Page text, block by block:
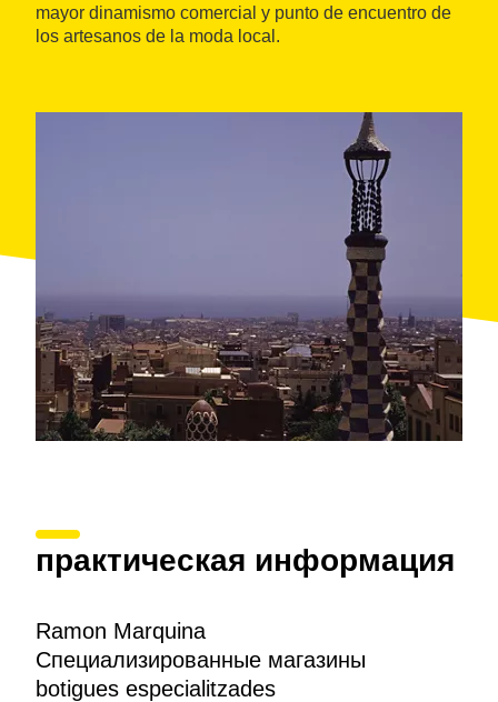
mayor dinamismo comercial y punto de encuentro de
los artesanos de la moda local.
практическая информация
Ramon Marquina
Специализированные магазины
botigues especialitzades